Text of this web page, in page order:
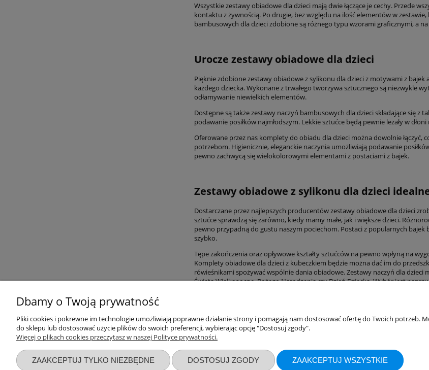
Wszystkie zestawy obiadowe dla dzieci mają dwie łączące je cechy. Przede
kontaktu z żywnością. Po drugie, bez względu na ilość elementów w
bambusowych dla dzieci zdobione są różnego typu wzorami graficznymi, a
Urocze zestawy obiadowe dla dzieci
Pięknie zdobione zestawy obiadowe z sylikonu dla dzieci z motywami z
każdego dziecka. Wykonane z trwałego tworzywa sztucznego są niezwykle
odłamywanie niewielkich elementów.
Dostępne są także zestawy naczyń bambusowych dla dzieci składające się z
podawanie posiłków najmłodszym. Lekkie sztućce będą pewnie leżały w
Oferowane przez nas komplety do obiadu dla dzieci można dowolnie łączyć,
potrzebom. Higienicznie, eleganckie naczynia umożliwiają podawanie
pewno zachwycą się wielokolorowymi elementami z postaciami z bajek.
Zestawy obiadowe z sylikonu dla dzieci
Dostarczane przez najlepszych producentów zestawy obiadowe dla dzieci
sztućce sprawdzą się zarówno, kiedy mamy małe, jak i większe dzieci.
pewno przypadną do gustu naszym pociechom. Postaci z popularnych bajek
szybko.
Tępe zakończenia oraz opływowe kształty sztućców na pewno wpłyną na
Komplety obiadowe dla dzieci z kubeczkiem będzie można dać im do
rówieśnikami spożywać wspólnie dania obiadowe. Zestawy naczyń dla dzieci
Święta Wielkanocne, Bożego Narodzenia czy Dzień Dziecka. Wybór jest
Przydatne linki
Nowości
Promocje
Wyprawka dla noworodka
Warunki zakupów
Regulaminy
Zwroty i reklamacje
Polityka prywatności
Moje konto
Ustawienia konta
Przechowalnia
Dbamy o Twoją prywatność
Pliki cookies i pokrewne im technologie umożliwiają poprawne działanie strony i pomagają nam dostosować ofertę do Twoich potrzeb.
do sklepu lub dostosować użycie plików do swoich preferencji, wybierając opcję "Dostosuj zgody".
Więcej o plikach cookies przeczytasz w naszej Polityce prywatności.
ZAAKCEPTUJ TYLKO NIEZBĘDNE DOSTOSUJ ZGODY ZAAKCEPTUJ WSZYSTKIE